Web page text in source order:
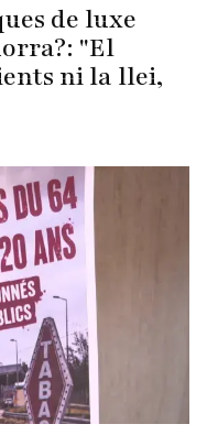
de luxe
"El
ni la llei,